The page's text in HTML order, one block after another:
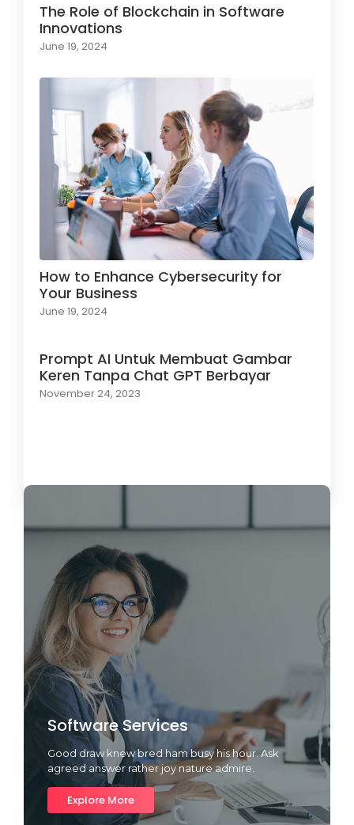
The Role of Blockchain in Software
Innovations
June 19, 2024
How to Enhance Cybersecurity for
Your Business
June 19, 2024
Prompt AI Untuk Membuat Gambar
Keren Tanpa Chat GPT Berbayar
November 24, 2023
Software Services
Good draw knew bred ham busy his hour. Ask
agreed answer rather joy nature admire.
Explore More